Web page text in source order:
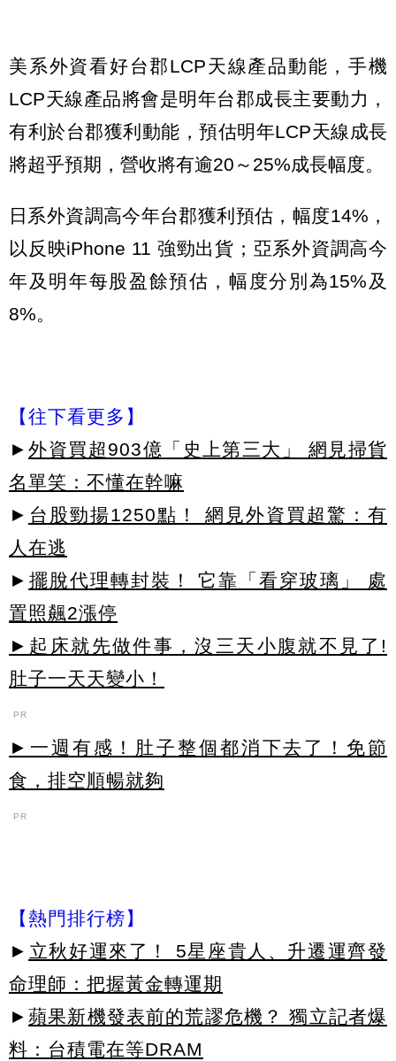
美系外資看好台郡LCP天線產品動能，手機
LCP天線產品將會是明年台郡成長主要動力，
有利於台郡獲利動能，預估明年LCP天線成長
將超乎預期，營收將有逾20～25%成長幅度。
日系外資調高今年台郡獲利預估，幅度14%，
以反映iPhone 11 強勁出貨；亞系外資調高今
年及明年每股盈餘預估，幅度分別為15%及
8%。
【往下看更多】
► 外資買超903億「史上第三大」 網見掃貨
名單笑：不懂在幹嘛
► 台股勁揚1250點！ 網見外資買超驚：有
人在逃
► 擺脫代理轉封裝！ 它靠「看穿玻璃」 處
置照飆2漲停
►起床就先做件事，沒三天小腹就不見了!
肚子一天天變小！
PR
►一週有感！肚子整個都消下去了！免節
食，排空順暢就夠
PR
【熱門排行榜】
► 立秋好運來了！ 5星座貴人、升遷運齊發
命理師：把握黃金轉運期
► 蘋果新機發表前的荒謬危機？ 獨立記者爆
料：台積電在等DRAM